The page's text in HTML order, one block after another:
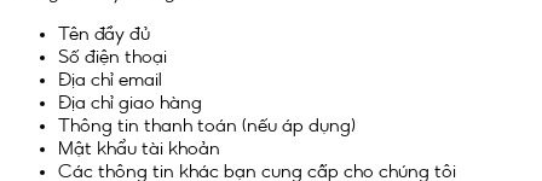
Tên đầy đủ
Số điện thoại
Địa chỉ email
Địa chỉ giao hàng
Thông tin thanh toán (nếu áp dụng)
Mật khẩu tài khoản
Các thông tin khác bạn cung cấp cho chúng tôi